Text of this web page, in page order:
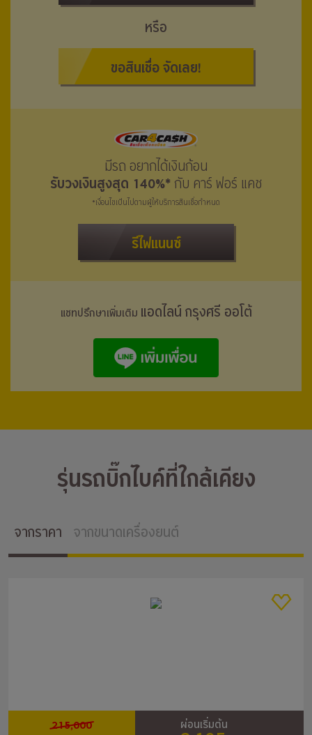
หรือ
ขอสินเชื่อ จัดเลย!
มีรถ อยากได้เงินก้อน
รับวงเงินสูงสุด 140%* กับ คาร์ ฟอร์ แคช
*เงื่อนไขเป็นไปตามผู้ให้บริการสินเชื่อกำหนด
รีไฟแนนซ์
แชทปรึกษาเพิ่มเติม แอดไลน์ กรุงศรี ออโต้
รุ่นรถบิ๊กไบค์ที่ใกล้เคียง
จากราคา จากขนาดเครื่องยนต์
215,000 ผ่อนเริ่มต้น